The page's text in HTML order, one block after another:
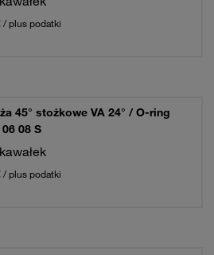
/ plus podatki
45° stożkowe VA 24° / O-ring
06 08 S
/ plus podatki